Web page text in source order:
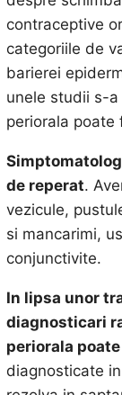
contraceptive
categoriile de
barierei
unele studii s-
periorala poate
de reperat.
vezicule,
si mancarimi,
conjunctivite.
In lipsa unor
diagnosticari
periorala
diagnosticate